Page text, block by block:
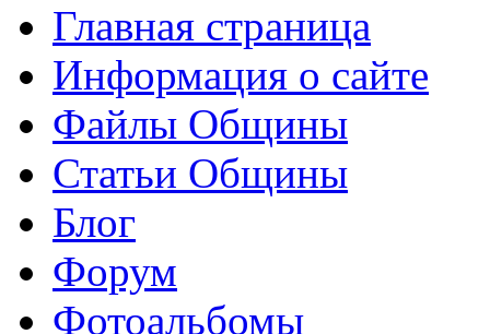
Главная страница
Информация о сайте
Файлы Общины
Статьи Общины
Блог
Форум
Фотоальбомы